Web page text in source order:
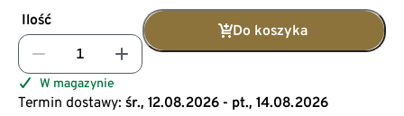
Ilość
Do koszyka
W magazynie
Termin dostawy: śr., 12.08.2026 - pt., 14.08.2026